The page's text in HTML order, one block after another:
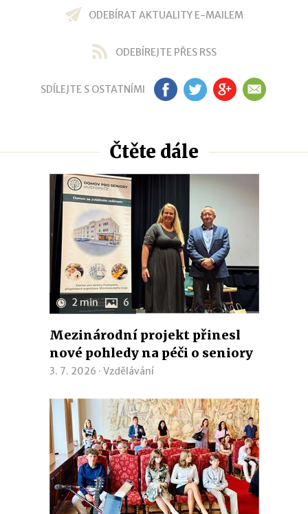
ODEBÍRAT AKTUALITY E-MAILEM
ODEBÍREJTE PŘES RSS
SDÍLEJTE S OSTATNÍMI FB TW GP EM
Čtěte dále
2 min 6
Mezinárodní projekt přinesl
nové pohledy na péči o seniory
3. 7. 2026 · Vzdělávání